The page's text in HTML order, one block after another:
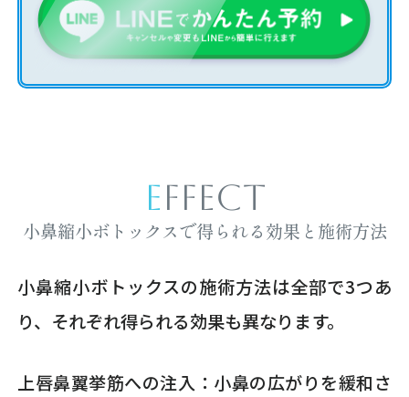
EFFECT
小鼻縮小ボトックスで得られる効果と施術方法
小鼻縮小ボトックスの施術方法は全部で3つあ
り、それぞれ得られる効果も異なります。
上唇鼻翼挙筋への注入：小鼻の広がりを緩和さ